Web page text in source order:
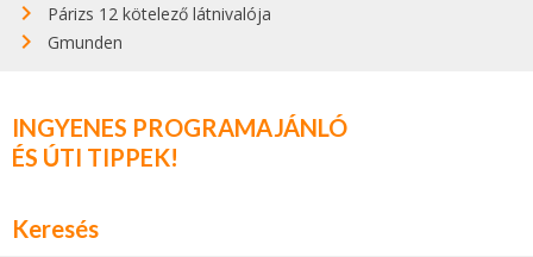
Párizs 12 kötelező látnivalója
Gmunden
INGYENES PROGRAMAJÁNLÓ
ÉS ÚTI TIPPEK!
Keresés